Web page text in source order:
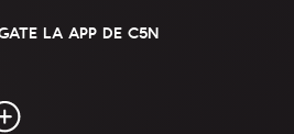
LA APP DE C5N